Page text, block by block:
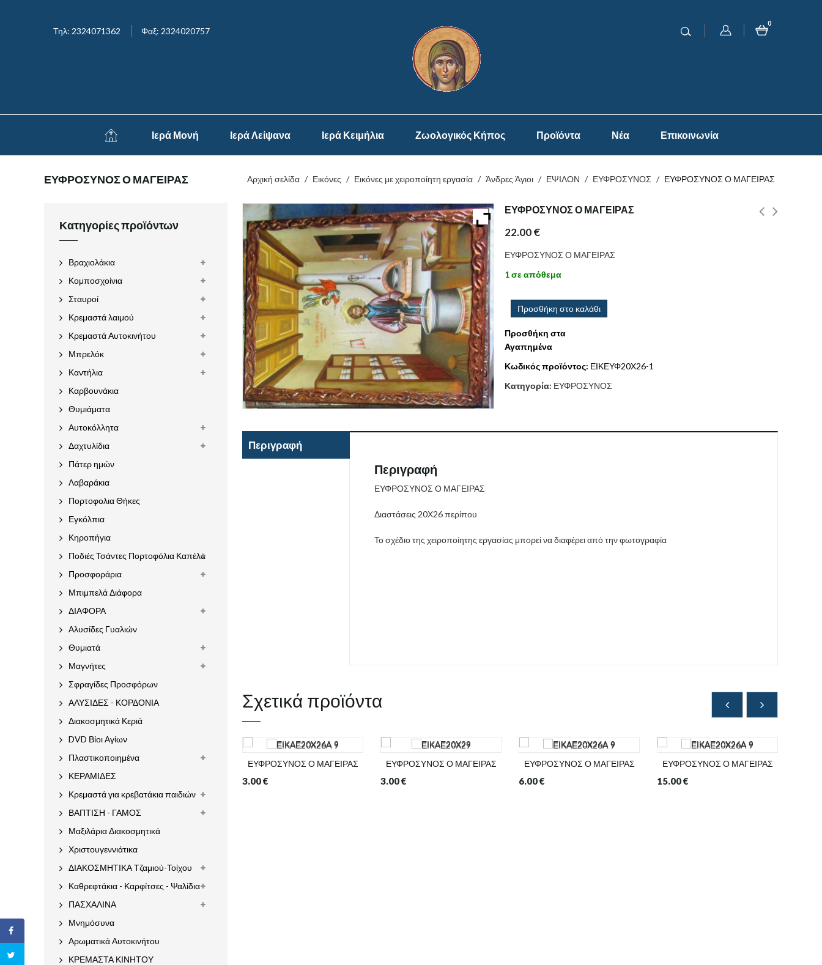
Τηλ: 2324071362 Φαξ: 2324020757
0
Ιερά Μονή Ιερά Λείψανα Ιερά Κειμήλια Ζωολογικός Κήπος Προϊόντα Νέα Επικοινωνία
ΕΥΦΡΟΣΥΝΟΣ Ο ΜΑΓΕΙΡΑΣ Αρχική σελίδα / Εικόνες / Εικόνες με χειροποίητη εργασία / Άνδρες Άγιοι / ΕΨΙΛΟΝ / ΕΥΦΡΟΣΥΝΟΣ / ΕΥΦΡΟΣΥΝΟΣ Ο ΜΑΓΕΙΡΑΣ
ΕΥΦΡΟΣΥΝΟΣ Ο ΜΑΓΕΙΡΑΣ
22.00€
ΕΥΦΡΟΣΥΝΟΣ Ο ΜΑΓΕΙΡΑΣ
1 σε απόθεμα
Προσθήκη στο καλάθι
Προσθήκη στα
Αγαπημένα
Κωδικός προϊόντος: ΕΙΚΕΥΦ20Χ26-1
Κατηγορία: ΕΥΦΡΟΣΥΝΟΣ
Περιγραφή
Περιγραφή
ΕΥΦΡΟΣΥΝΟΣ Ο ΜΑΓΕΙΡΑΣ
Διαστάσεις 20Χ26 περίπου
Το σχέδιο της χειροποίητης εργασίας μπορεί να διαφέρει από την φωτογραφία
Σχετικά προϊόντα
ΕΥΦΡΟΣΥΝΟΣ Ο ΜΑΓΕΙΡΑΣ
3.00€
ΕΥΦΡΟΣΥΝΟΣ Ο ΜΑΓΕΙΡΑΣ
3.00€
ΕΥΦΡΟΣΥΝΟΣ Ο ΜΑΓΕΙΡΑΣ
6.00€
ΕΥΦΡΟΣΥΝΟΣ Ο ΜΑΓΕΙΡΑΣ
15.00€
Κατηγορίες προϊόντων
Βραχιολάκια
Κομποσχοίνια
Σταυροί
Κρεμαστά λαιμού
Κρεμαστά Αυτοκινήτου
Μπρελόκ
Καντήλια
Καρβουνάκια
Θυμιάματα
Αυτοκόλλητα
Δαχτυλίδια
Πάτερ ημών
Λαβαράκια
Πορτοφολια Θήκες
Εγκόλπια
Κηροπήγια
Ποδιές Τσάντες Πορτοφόλια Καπέλα
Προσφοράρια
Μπιμπελά Διάφορα
ΔΙΑΦΟΡΑ
Αλυσίδες Γυαλιών
Θυμιατά
Μαγνήτες
Σφραγίδες Προσφόρων
ΑΛΥΣΙΔΕΣ - ΚΟΡΔΟΝΙΑ
Διακοσμητικά Κεριά
DVD Βίοι Αγίων
Πλαστικοποιημένα
ΚΕΡΑΜΙΔΕΣ
Κρεμαστά για κρεβατάκια παιδιών
ΒΑΠΤΙΣΗ - ΓΑΜΟΣ
Μαξιλάρια Διακοσμητικά
Χριστουγεννιάτικα
ΔΙΑΚΟΣΜΗΤΙΚΑ Τζαμιού-Τοίχου
Καθρεφτάκια - Καρφίτσες - Ψαλίδια
ΠΑΣΧΑΛΙΝΑ
Μνημόσυνα
Αρωματικά Αυτοκινήτου
ΚΡΕΜΑΣΤΑ ΚΙΝΗΤΟΥ